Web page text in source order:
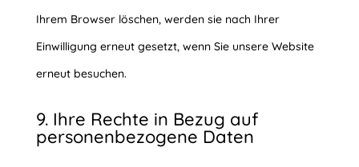
Ihrem Browser löschen, werden sie nach Ihrer
Einwilligung erneut gesetzt, wenn Sie unsere Website
erneut besuchen.
9. Ihre Rechte in Bezug auf
personenbezogene Daten